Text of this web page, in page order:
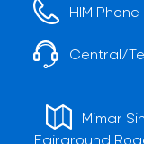
HIM Phone
Central/
Mimar
Fairground